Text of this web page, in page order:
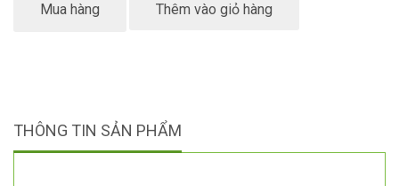
Mua hàng Thêm vào giỏ hàng
THÔNG TIN SẢN PHẨM